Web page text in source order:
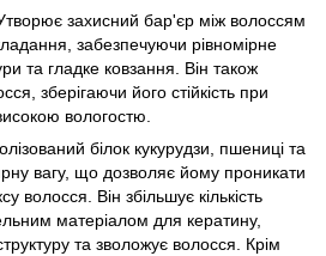
захисний бар'єр між волоссям
забезпечуючи рівномірне
та гладке ковзання. Він також
зберігаючи його стійкість при
вологостю.
білок кукурудзи, пшениці та
вагу, що дозволяє йому проникати
волосся. Він збільшує кількість
матеріалом для кератину,
та зволожує волосся. Крім